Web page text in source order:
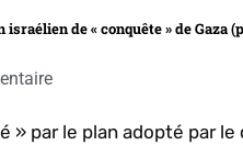
israélien de « conquête » de Gaza
» par le plan adopté par